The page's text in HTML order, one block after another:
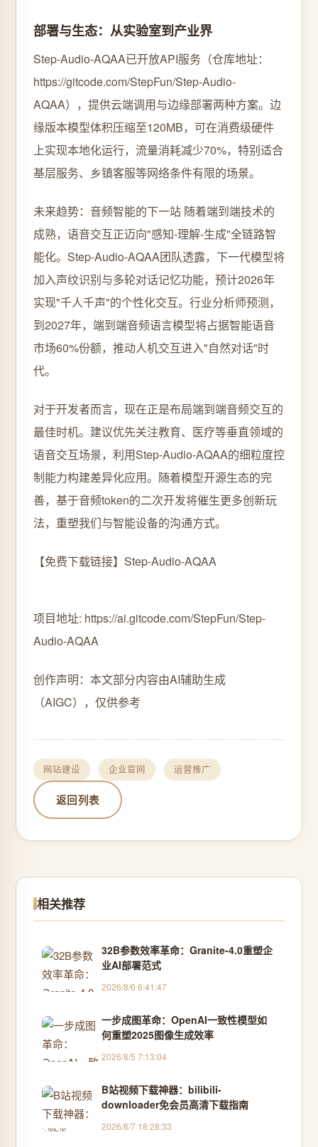
部署与生态：从实验室到产业界
Step-Audio-AQAA已开放API服务（仓库地址：
https://gitcode.com/StepFun/Step-Audio-
AQAA），提供云端调用与边缘部署两种方案。边
缘版本模型体积压缩至120MB，可在消费级硬件
上实现本地化运行，流量消耗减少70%，特别适合
基层服务、乡镇客服等网络条件有限的场景。
未来趋势：音频智能的下一站 随着端到端技术的
成熟，语音交互正迈向"感知-理解-生成"全链路智
能化。Step-Audio-AQAA团队透露，下一代模型将
加入声纹识别与多轮对话记忆功能，预计2026年
实现"千人千声"的个性化交互。行业分析师预测，
到2027年，端到端音频语言模型将占据智能语音
市场60%份额，推动人机交互进入"自然对话"时
代。
对于开发者而言，现在正是布局端到端音频交互的
最佳时机。建议优先关注教育、医疗等垂直领域的
语音交互场景，利用Step-Audio-AQAA的细粒度控
制能力构建差异化应用。随着模型开源生态的完
善，基于音频token的二次开发将催生更多创新玩
法，重塑我们与智能设备的沟通方式。
【免费下载链接】Step-Audio-AQAA
项目地址: https://ai.gitcode.com/StepFun/Step-
Audio-AQAA
创作声明：本文部分内容由AI辅助生成
（AIGC），仅供参考
网站建设 企业官网 运营推广
返回列表
相关推荐
32B参数效率革命：Granite-4.0重塑企
业AI部署范式
2026/8/6 6:41:47
一步成图革命：OpenAI一致性模型如
何重塑2025图像生成效率
2026/8/5 7:13:04
B站视频下载神器：bilibili-
downloader免会员高清下载指南
2026/8/7 18:28:33